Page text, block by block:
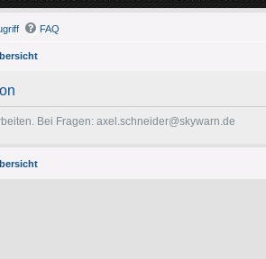
FAQ
Bei Fragen: axel.schneider@skywarn.de